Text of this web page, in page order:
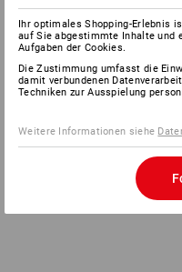
Ihr optimales Shopping-Erlebnis
auf Sie abgestimmte Inhalte und
Aufgaben der Cookies.
Die Zustimmung umfasst die
damit verbundenen
Techniken zur Ausspielung
Weitere Informationen siehe